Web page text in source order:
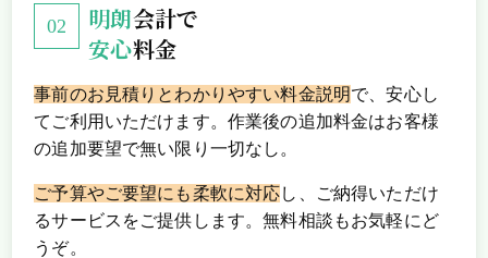
明朗会計で
安心料金
事前のお見積りとわかりやすい料金説明で、安心し
てご利用いただけます。作業後の追加料金はお客様
の追加要望で無い限り一切なし。
ご予算やご要望にも柔軟に対応し、ご納得いただけ
るサービスをご提供します。無料相談もお気軽にど
うぞ。